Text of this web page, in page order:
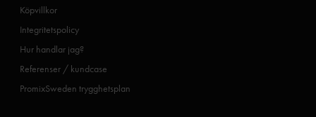
Köpvillkor
Integritetspolicy
Hur handlar jag?
Referenser / kundcase
PromixSweden trygghetsplan